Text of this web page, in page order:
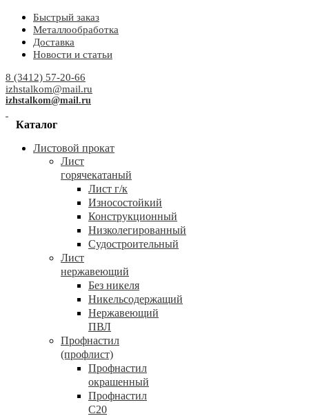
Быстрый заказ
Металлообработка
Доставка
Новости и статьи
8 (3412) 57-20-66
izhstalkom@mail.ru
izhstalkom@mail.ru
Каталог
Листовой прокат
Лист
горячекатаный
Лист г/к
Износостойкий
Конструкционный
Низколегированный
Судостроительный
Лист
нержавеющий
Без никеля
Никельсодержащий
Нержавеющий
ПВЛ
Профнастил
(профлист)
Профнастил
окрашенный
Профнастил
С20